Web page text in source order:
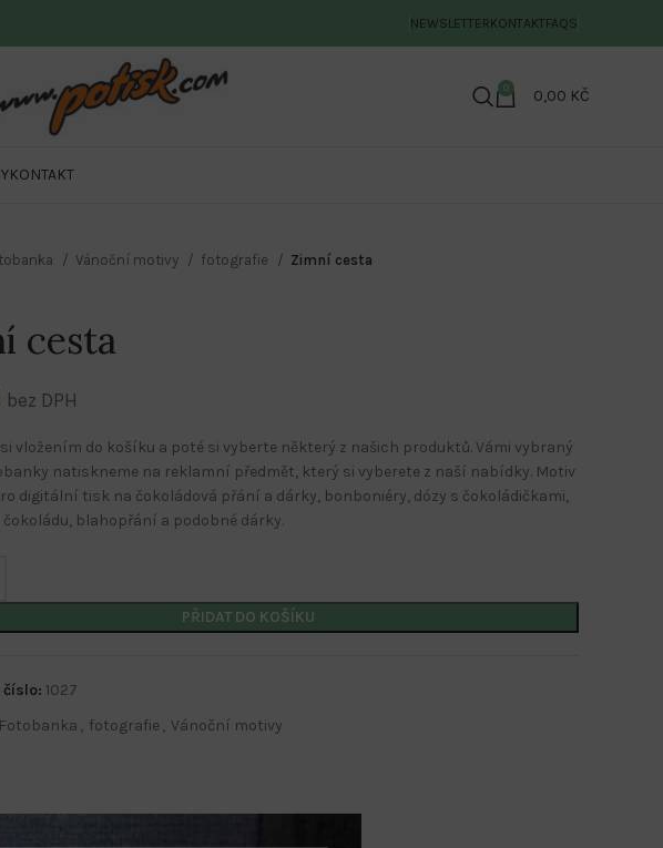
NEWSLETTERKONTAKTFAQS
0 0,00 KČ
KONTAKT
Stolní kalendáře
Vánoční motivy fotografie Zimní cesta
cesta
bez DPH
vložením do košíku a poté si vyberte některý z našich produktů. Vámi vybraný
natiskneme na reklamní předmět, který si vyberete z naší nabídky. Motiv
digitální tisk na čokoládová přání a dárky, bonboniéry, dózy s čokoládičkami,
blahopřání a podobné dárky.
PŘIDAT DO KOŠÍKU
číslo: 1027
Fotobanka , fotografie , Vánoční motivy